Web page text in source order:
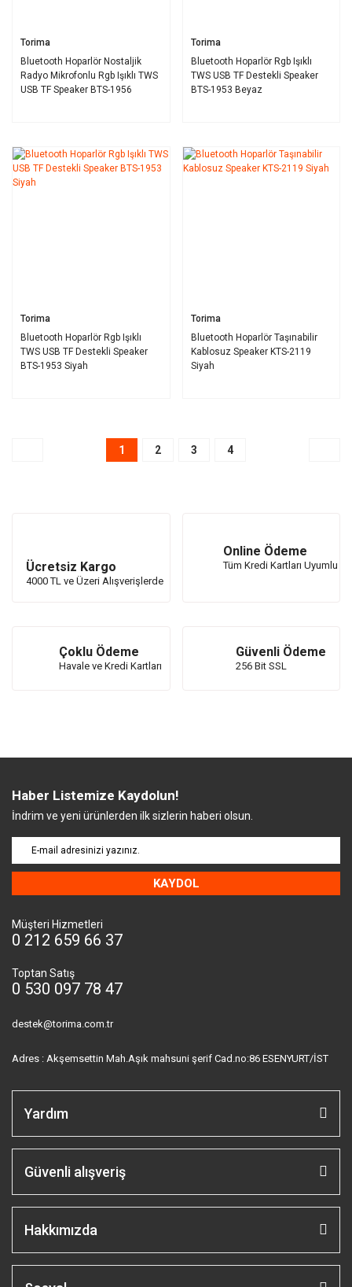
Torima
Bluetooth Hoparlör Nostaljik
Radyo Mikrofonlu Rgb Işıklı TWS
USB TF Speaker BTS-1956
Torima
Bluetooth Hoparlör Rgb Işıklı
TWS USB TF Destekli Speaker
BTS-1953 Beyaz
Torima
Bluetooth Hoparlör Rgb Işıklı
TWS USB TF Destekli Speaker
BTS-1953 Siyah
Torima
Bluetooth Hoparlör Taşınabilir
Kablosuz Speaker KTS-2119
Siyah
1 2 3 4
Ücretsiz Kargo
4000 TL ve Üzeri Alışverişlerde
Online Ödeme
Tüm Kredi Kartları Uyumlu
Çoklu Ödeme
Havale ve Kredi Kartları
Güvenli Ödeme
256 Bit SSL
Haber Listemize Kaydolun!
İndrim ve yeni ürünlerden ilk sizlerin haberi olsun.
KAYDOL
Müşteri Hizmetleri
0 212 659 66 37
Toptan Satış
0 530 097 78 47
destek@torima.com.tr
Adres : Akşemsettin Mah.Aşık mahsuni şerif Cad.no:86 ESENYURT/İST
Yardım
Güvenli alışveriş
Hakkımızda